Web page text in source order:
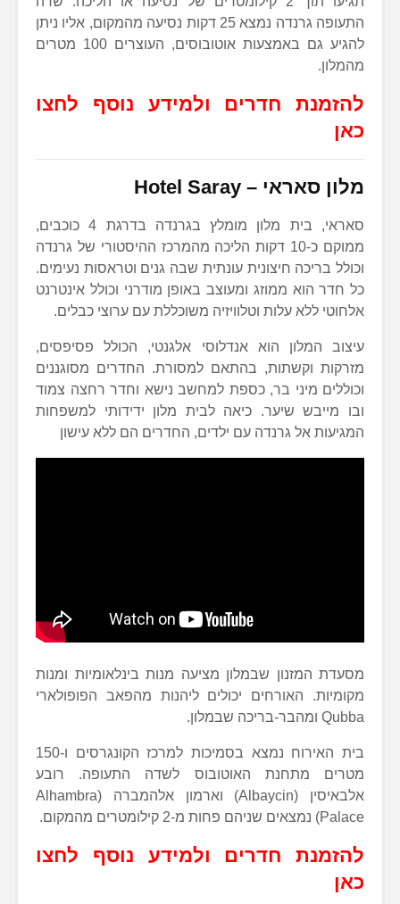
התעופה גרנדה נמצא 25 דקות נסיעה מהמקום, אליו ניתן
להגיע גם באמצעות אוטובוסים, העוצרים 100 מטרים
מהמלון.
להזמנת חדרים ולמידע נוסף לחצו
כאן
מלון סאראי – Hotel Saray
סאראי, בית מלון מומלץ בגרנדה בדרגת 4 כוכבים,
ממוקם כ-10 דקות הליכה מהמרכז ההיסטורי של גרנדה
וכולל בריכה חיצונית עונתית שבה גנים וטראסות נעימים.
כל חדר הוא ממוזג ומעוצב באופן מודרני וכולל אינטרנט
אלחוטי ללא עלות וטלוויזיה משוכללת עם ערוצי כבלים.
עיצוב המלון הוא אנדלוסי אלגנטי, הכולל פסיפסים,
מזרקות וקשתות, בהתאם למסורת. החדרים מסוגננים
וכוללים מיני בר, כספת למחשב נישא וחדר רחצה צמוד
ובו מייבש שיער. כיאה לבית מלון ידידותי למשפחות
המגיעות אל גרנדה עם ילדים, החדרים הם ללא עישון
מסעדת המזנון שבמלון מציעה מנות בינלאומיות ומנות
מקומיות. האורחים יכולים ליהנות מהפאב הפופולארי
Qubba ומהבר-בריכה שבמלון.
בית האירוח נמצא בסמיכות למרכז הקונגרסים ו-150
מטרים מתחנת האוטובוס לשדה התעופה. רובע
אלבאיסין (Albaycin) וארמון אלהמברה (Alhambra
Palace) נמצאים שניהם פחות מ-2 קילומטרים מהמקום.
להזמנת חדרים ולמידע נוסף לחצו
כאן